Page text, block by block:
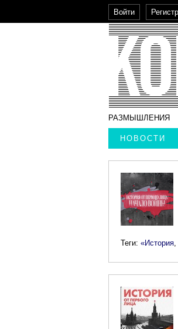
РАЗМЫШЛЕНИЯ
НОВОСТИ
Теги: «История,